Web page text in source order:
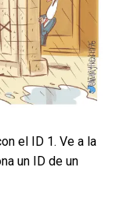
el ID 1. Ve a la
un ID de un